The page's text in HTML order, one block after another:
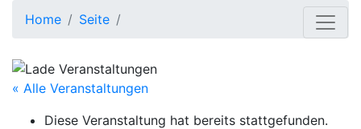
Home Seite
« Alle Veranstaltungen
Diese Veranstaltung hat bereits stattgefunden.